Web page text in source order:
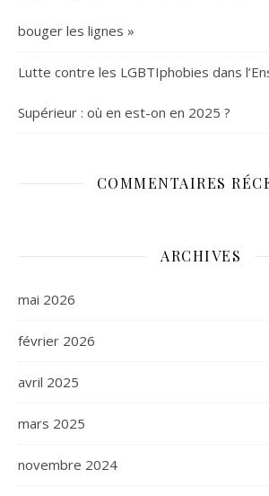
bouger les lignes »
Lutte contre les LGBTIphobies dans
Supérieur : où en est-on en 2025 ?
COMMENTAIRES
ARCHIVES
mai 2026
février 2026
avril 2025
mars 2025
novembre 2024